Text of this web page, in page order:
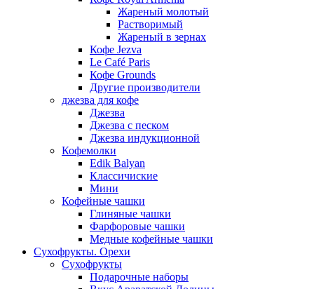
Жареный молотый
Растворимый
Жареный в зернах
Кофе Jezva
Le Café Paris
Кофе Grounds
Другие производители
джезва для кофе
Джезва
Джезва с песком
Джезва индукционной
Кофемолки
Edik Balyan
Классичиские
Мини
Кофейные чашки
Глиняные чашки
Фарфоровые чашки
Медные кофейные чашки
Сухофрукты. Орехи
Сухофрукты
Подарочные наборы